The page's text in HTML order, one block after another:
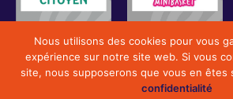
Nous utilisons des cookies pour vous
expérience sur notre site web. Si vous
site, nous supposerons que vous en êtes
confidentialité